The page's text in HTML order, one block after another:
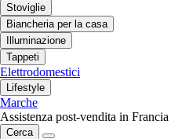
Stoviglie
Biancheria per la casa
Illuminazione
Tappeti
Elettrodomestici
Lifestyle
Marche
Assistenza post-vendita in Francia
Cerca